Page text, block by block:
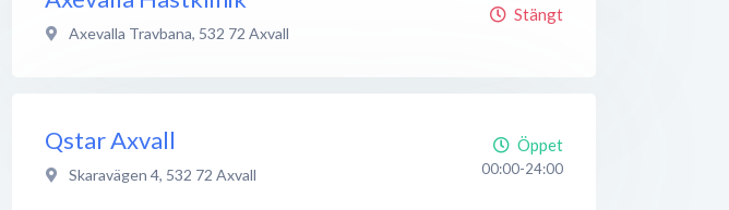
Axevalla Travbana, 532 72 Axvall
Stängt
Qstar Axvall
Skaravägen 4, 532 72 Axvall
Öppet
00:00-24:00